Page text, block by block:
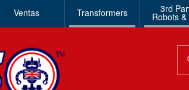
Ventas Transformers 3rd
Robots &